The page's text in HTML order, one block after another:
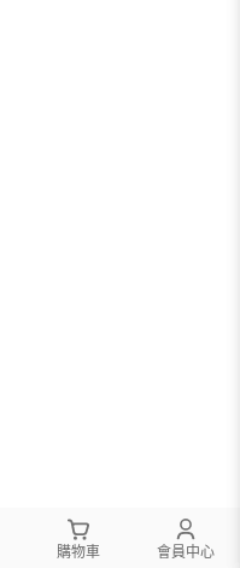
購物車 會員中心